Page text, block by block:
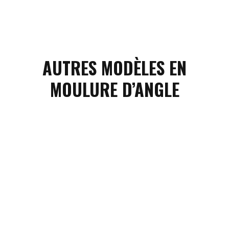
AUTRES MODÈLES EN
MOULURE D’ANGLE